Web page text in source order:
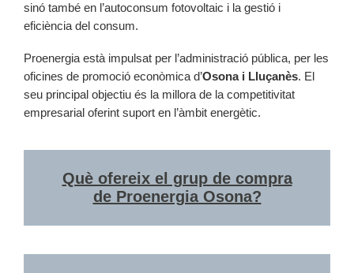
sinó també en l’autoconsum fotovoltaic i la gestió i
eficiència del consum.
Proenergia està impulsat per l’administració pública, per les
oficines de promoció econòmica d’Osona i Lluçanès. El
seu principal objectiu és la millora de la competitivitat
empresarial oferint suport en l’àmbit energètic.
Què ofereix el grup de compra
de Proenergia Osona?